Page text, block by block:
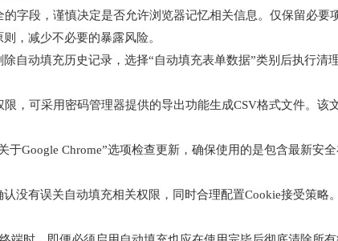
字段，谨慎决定是否允许浏览器记忆相关信息。仅保留必
，减少不必要的暴露风险。
自动填充历史记录，选择“自动填充表单数据”类别后执行清
，可采用密码管理器提供的导出功能生成CSV格式文件。
Google Chrome”选项检查更新，确保使用的是包含最新安
没有误关自动填充相关权限，同时合理配置Cookie接受策